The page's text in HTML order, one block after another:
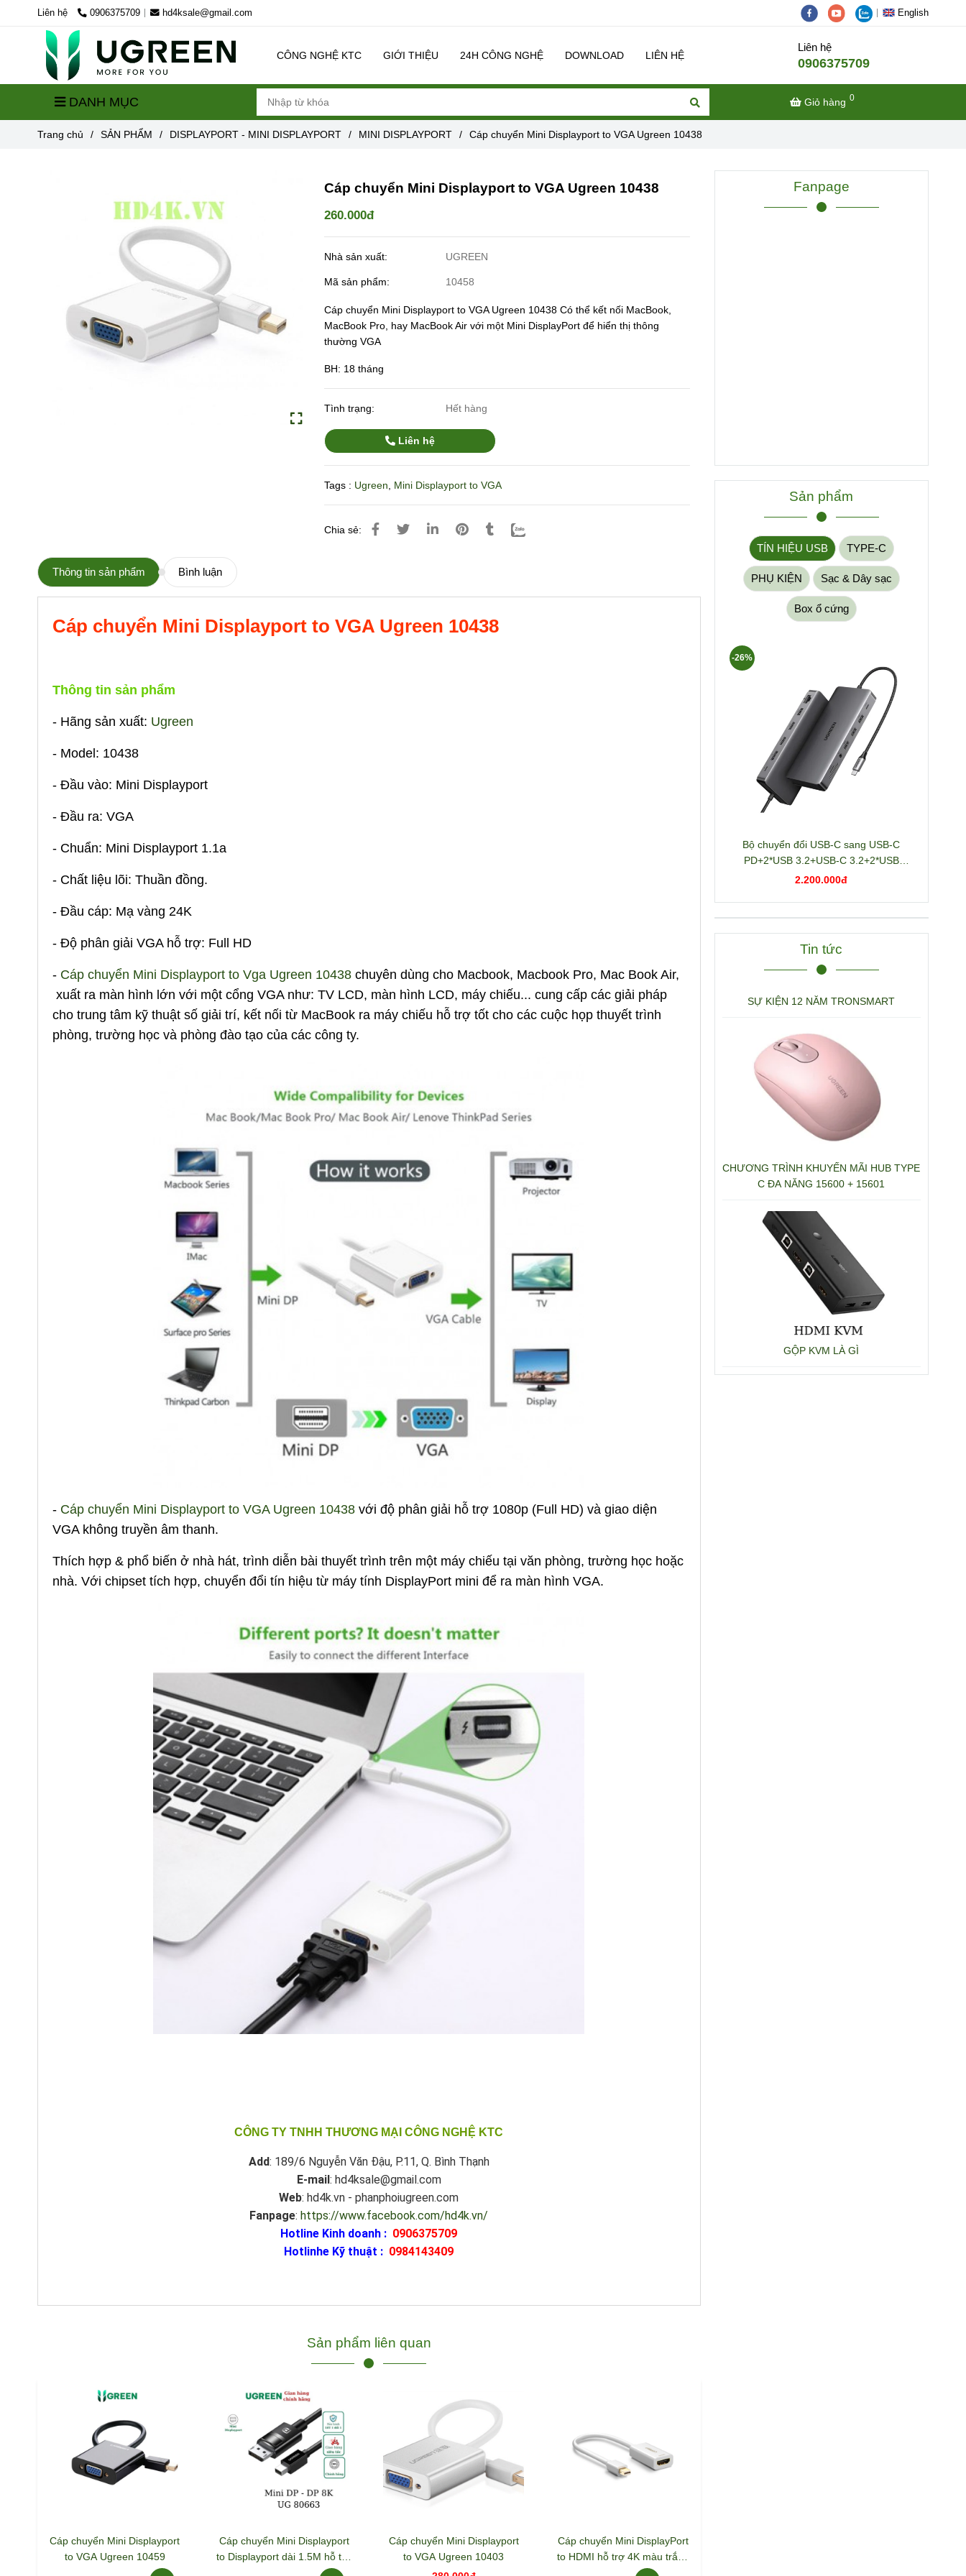
Liên hệ 0906375709 hd4ksale@gmail.com English
CÔNG NGHỆ KTC GIỚI THIỆU 24H CÔNG NGHỆ DOWNLOAD LIÊN HỆ
Liên hệ
0906375709
DANH MỤC Giỏ hàng 0
Trang chủ / SẢN PHẨM / DISPLAYPORT - MINI DISPLAYPORT / MINI DISPLAYPORT / Cáp chuyển Mini Displayport to VGA Ugreen 10438
Cáp chuyển Mini Displayport to VGA Ugreen 10438
260.000đ
Nhà sản xuất: UGREEN
Mã sản phẩm: 10458
Cáp chuyển Mini Displayport to VGA Ugreen 10438 Có thể kết nối MacBook,
MacBook Pro, hay MacBook Air với một Mini DisplayPort để hiển thị thông
thường VGA
BH: 18 tháng
Tình trạng: Hết hàng
Liên hệ
Tags : Ugreen Mini Displayport to VGA
Chia sẻ:
Thông tin sản phẩm Bình luận
Cáp chuyển Mini Displayport to VGA Ugreen 10438
Thông tin sản phẩm
- Hãng sản xuất: Ugreen
- Model: 10438
- Đầu vào: Mini Displayport
- Đầu ra: VGA
- Chuẩn: Mini Displayport 1.1a
- Chất liệu lõi: Thuần đồng.
- Đầu cáp: Mạ vàng 24K
- Độ phân giải VGA hỗ trợ: Full HD
- Cáp chuyển Mini Displayport to Vga Ugreen 10438 chuyên dùng cho Macbook, Macbook Pro, Mac Book Air,
xuất ra màn hình lớn với một cổng VGA như: TV LCD, màn hình LCD, máy chiếu... cung cấp các giải pháp
cho trung tâm kỹ thuật số giải trí, kết nối từ MacBook ra máy chiếu hỗ trợ tốt cho các cuộc họp thuyết trình
phòng, trường học và phòng đào tạo của các công ty.
- Cáp chuyển Mini Displayport to VGA Ugreen 10438 với độ phân giải hỗ trợ 1080p (Full HD) và giao diện
VGA không truyền âm thanh.
Thích hợp & phổ biến ở nhà hát, trình diễn bài thuyết trình trên một máy chiếu tại văn phòng, trường học hoặc
nhà. Với chipset tích hợp, chuyển đổi tín hiệu từ máy tính DisplayPort mini để ra màn hình VGA.
CÔNG TY TNHH THƯƠNG MẠI CÔNG NGHỆ KTC
Add: 189/6 Nguyễn Văn Đậu, P.11, Q. Bình Thạnh
E-mail: hd4ksale@gmail.com
Web: hd4k.vn - phanphoiugreen.com
Fanpage:https://www.facebook.com/hd4k.vn/
Hotline Kinh doanh : 0906375709
Hotlinhe Kỹ thuật : 0984143409
Sản phẩm liên quan
Cáp chuyển Mini Displayport
to VGA Ugreen 10459
Cáp chuyển Mini Displayport
to Displayport dài 1.5M hỗ trợ
8K Ugreen 80663
Cáp chuyển Mini Displayport
to VGA Ugreen 10403
Cáp chuyển Mini DisplayPort
to HDMI hỗ trợ 4K màu trắng
Ugreen 40361
Fanpage
Sản phẩm
TÍN HIỆU USB TYPE-C
PHỤ KIỆN Sạc & Dây sạc
Box ổ cứng
Bộ chuyển đổi USB-C sang USB-C
PD+2*USB 3.2+USB-C 3.2+2*USB
3.0+RJ45+2*HDMI+DP+SD/TF+3.5mm
2.200.000đ
-26%
Tin tức
SỰ KIỆN 12 NĂM TRONSMART
CHƯƠNG TRÌNH KHUYẾN MÃI HUB TYPE
C ĐA NĂNG 15600 + 15601
GỘP KVM LÀ GÌ